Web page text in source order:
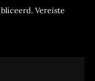
Vereiste